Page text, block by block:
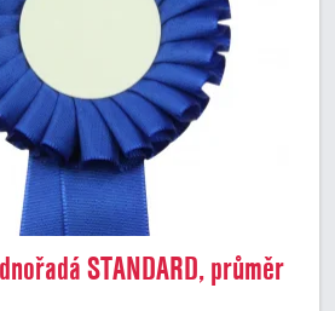
STANDARD, průměr